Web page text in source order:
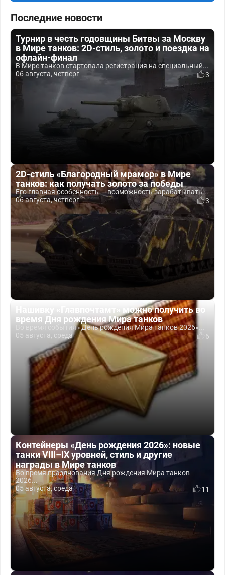
Последние новости
Турнир в честь годовщины Битвы за Москву
в Мире танков: 2D-стиль, золото и поездка на
офлайн-финал
В Мире танков стартовала регистрация на специальный...
06 августа, четверг
3
2D-стиль «Благородный мрамор» в Мире
танков: как получать золото за победы
Его главная особенность — возможность зарабатывать...
06 августа, четверг
3
Нашивку «Главпочтамт» можно получить во
время Дня рождения Мира танков
Во время события «День рождения Мира танков 2026»...
05 августа, среда
6
Контейнеры «День рождения 2026»: новые
танки VIII–IX уровней, стиль и другие
награды в Мире танков
Во время празднования Дня рождения Мира танков
2026...
05 августа, среда
11